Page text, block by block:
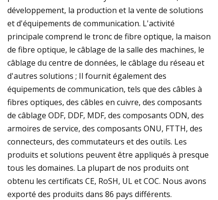
développement, la production et la vente de solutions
et d'équipements de communication. L'activité
principale comprend le tronc de fibre optique, la maison
de fibre optique, le câblage de la salle des machines, le
câblage du centre de données, le câblage du réseau et
d'autres solutions ; Il fournit également des
équipements de communication, tels que des câbles à
fibres optiques, des câbles en cuivre, des composants
de câblage ODF, DDF, MDF, des composants ODN, des
armoires de service, des composants ONU, FTTH, des
connecteurs, des commutateurs et des outils. Les
produits et solutions peuvent être appliqués à presque
tous les domaines. La plupart de nos produits ont
obtenu les certificats CE, RoSH, UL et COC. Nous avons
exporté des produits dans 86 pays différents.